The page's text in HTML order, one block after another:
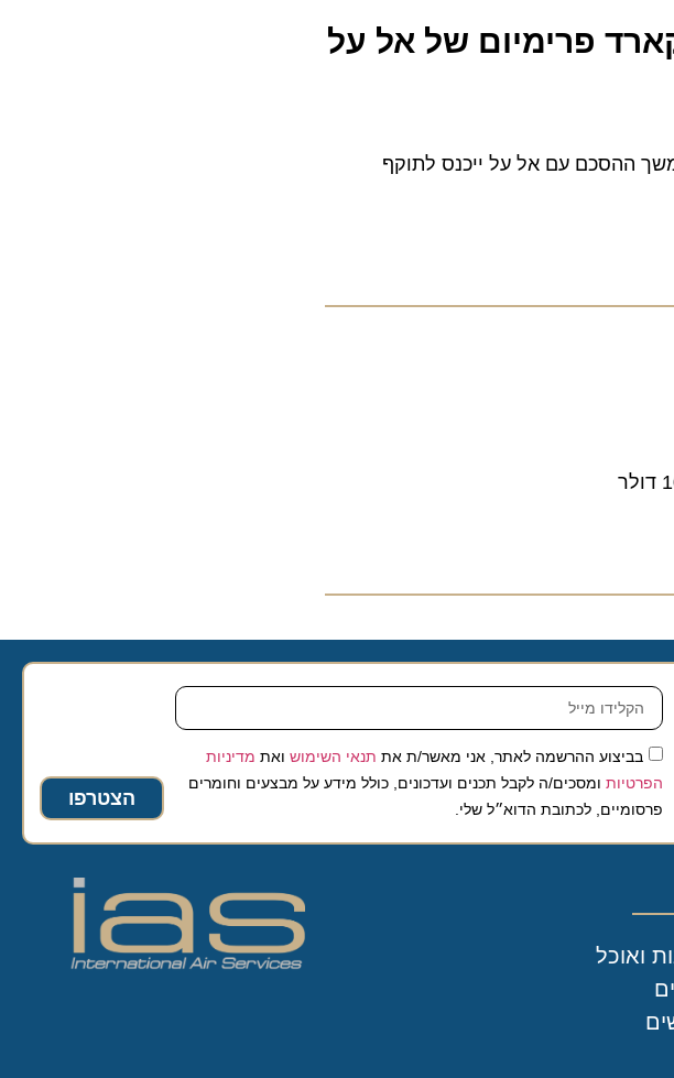
פרימיום של אל על
ההסכם עם אל על ייכנס לתוקף
בביצוע ההרשמה לאתר, אני מאשר/ת אתתנאי השימושואת מדיניות
ומסכים/ה לקבל תכנים ועדכונים, כולל מידע על מבצעים וחומרים
לכתובת הדוא״ל שלי.
הצטרפו